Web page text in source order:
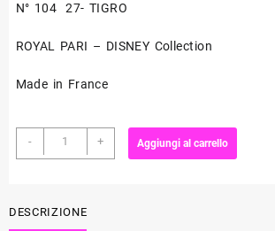
N° 104 27- TIGRO
ROYAL PARI – DISNEY Collection
Made in France
-
Quadro
a
Dis.
+ Aggiungi al carrello
DESCRIZIONE